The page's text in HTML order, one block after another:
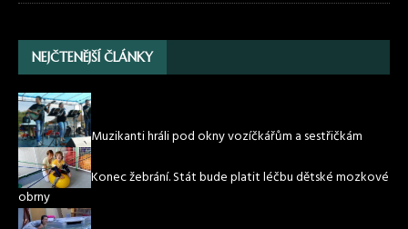
NEJČTENĚJŠÍ ČLÁNKY
Muzikanti hráli pod okny vozíčkářům a sestřičkám
Konec žebrání. Stát bude platit léčbu dětské mozkové
obrny